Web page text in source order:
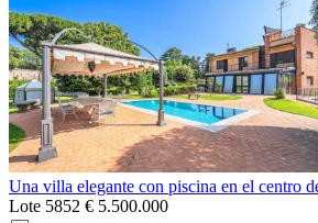
Una villa elegante con piscina en el centro
Lote 5852 € 5.500.000